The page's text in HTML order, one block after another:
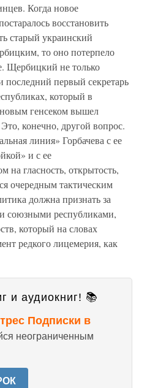
Когда новое
восстановить
старый украинский
то оно потерпело
Щербицкий не только
первый секретарь
который в
генсеком вышел
конечно, другой вопрос.
линия» Горбачева с ее
и с ее
на гласность, открытость,
очередным тактическим
должна признать за
союзными республиками,
который на словах
редкого лицемерия, как
и аудиокниг! 📚
Подписки в
неограниченным